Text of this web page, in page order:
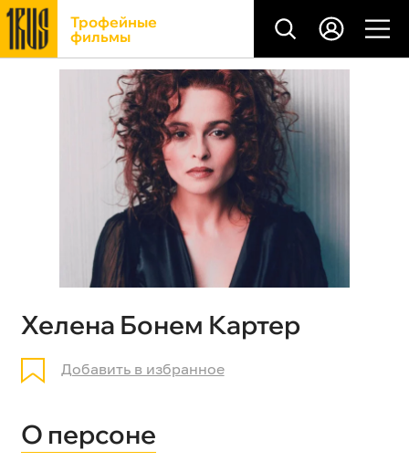
Трофейные
фильмы
Хелена Бонем Картер
Добавить в избранное
О персоне